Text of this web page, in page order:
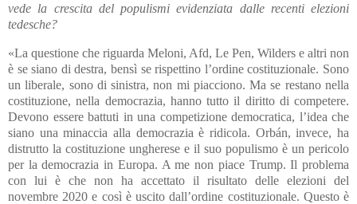
vede la crescita del populismi evidenziata dalle recenti elezioni
tedesche?
«La questione che riguarda Meloni, Afd, Le Pen, Wilders e altri non
è se siano di destra, bensì se rispettino l’ordine costituzionale. Sono
un liberale, sono di sinistra, non mi piacciono. Ma se restano nella
costituzione, nella democrazia, hanno tutto il diritto di competere.
Devono essere battuti in una competizione democratica, l’idea che
siano una minaccia alla democrazia è ridicola. Orbán, invece, ha
distrutto la costituzione ungherese e il suo populismo è un pericolo
per la democrazia in Europa. A me non piace Trump. Il problema
con lui è che non ha accettato il risultato delle elezioni del
novembre 2020 e così è uscito dall’ordine costituzionale. Questo è